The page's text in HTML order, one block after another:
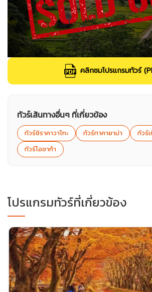
คลิกชมโปรแกรมทัวร์
ทัวร์เส้นทางอื่นๆ ที่เกี่ยวข้อง
ทัวร์ชิราคาวาโกะ ทัวร์ทาคายาม่า
ทัวร์
ทัวร์โอซาก้า
โปรแกรมทัวร์ที่เกี่ยวข้อง